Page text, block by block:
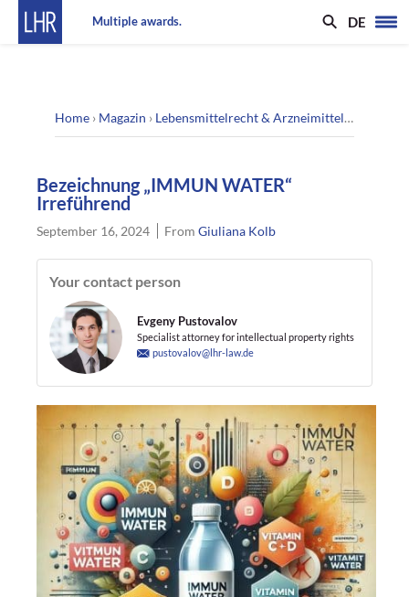
Multiple awards. DE
Home › Magazin › Lebensmittelrecht & Arzneimittelrecht
Bezeichnung „IMMUN WATER“
Irreführend
September 16, 2024 FromGiuliana Kolb
Your contact person
Evgeny Pustovalov
Specialist attorney for intellectual property rights
pustovalov@lhr-law.de